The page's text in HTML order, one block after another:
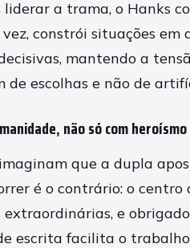
liderar a trama, o Hanks
constrói situações em
mantendo a
de escolhas e não de
não só com heroísmo
que a dupla
é o contrário: o
e
escrita facilita o